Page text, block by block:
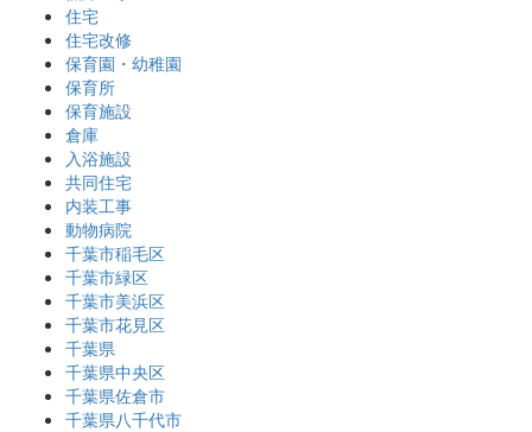
住宅
住宅改修
保育園・幼稚園
保育所
保育施設
倉庫
入浴施設
共同住宅
内装工事
動物病院
千葉市稲毛区
千葉市緑区
千葉市美浜区
千葉市花見区
千葉県
千葉県中央区
千葉県佐倉市
千葉県八千代市